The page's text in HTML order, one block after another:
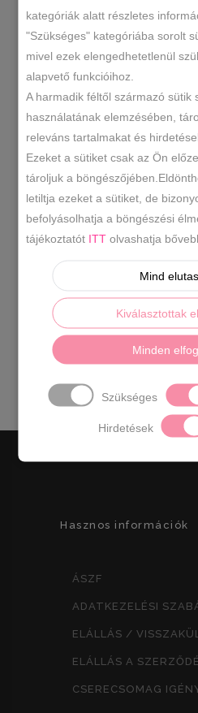
Sapka szett
Hasznos információk
ÁSZF
ADATKEZELÉSI
ELÁLLÁS /
ELÁLLÁS A
CSERECSOMAG
kategóriák alatt részletes
"Szükséges" kategóriába sorolt
mivel ezek elengedhetetlenül
alapvető funkcióihoz.
A harmadik féltől származó sütik
használatának elemzésében,
releváns tartalmakat és
Ezeket a sütiket csak az Ön
tároljuk a
letiltja ezeket a sütiket, de
befolyásolhatja a böngészési
tájékoztatót ITT olvashatja
Mind
Kiválasztottak
Minden
Szükséges
Hirdetések